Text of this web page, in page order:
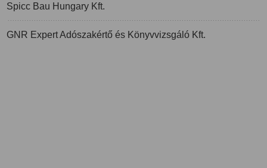
Spicc Bau Hungary Kft.
GNR Expert Adószakértő és Könyvvizsgáló Kft.